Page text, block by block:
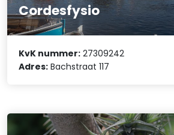
Cordesfysio
KvK nummer: 27309242
Adres: Bachstraat 117